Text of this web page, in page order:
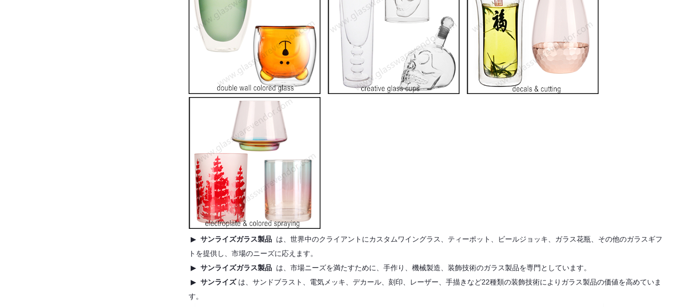
▶ サンライズガラス製品は、世界中のクライアントにカスタムワイングラス、ティーポット、ビールジョッキ、ガラス花瓶、その他のガラスギフ
トを提供し、市場のニーズに応えます。
▶ サンライズガラス製品は、市場ニーズを満たすために、手作り、機械製造、装飾技術のガラス製品を専門としています。
▶ サンライズ は、サンドブラスト、電気メッキ、デカール、刻印、レーザー、手描きなど22種類の装飾技術によりガラス製品の価値を高めていま
す。